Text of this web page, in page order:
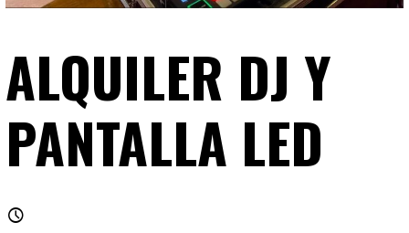
ALQUILER DJ Y
PANTALLA LED